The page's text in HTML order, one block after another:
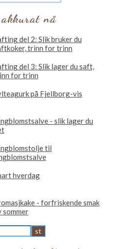
nå
del 2: Slik bruker du
trinn for trinn
del 3: Slik lager du saft,
for trinn
på Fjellborg-vis
- slik lager du
til
hverdag
- forfriskende smak
sommer